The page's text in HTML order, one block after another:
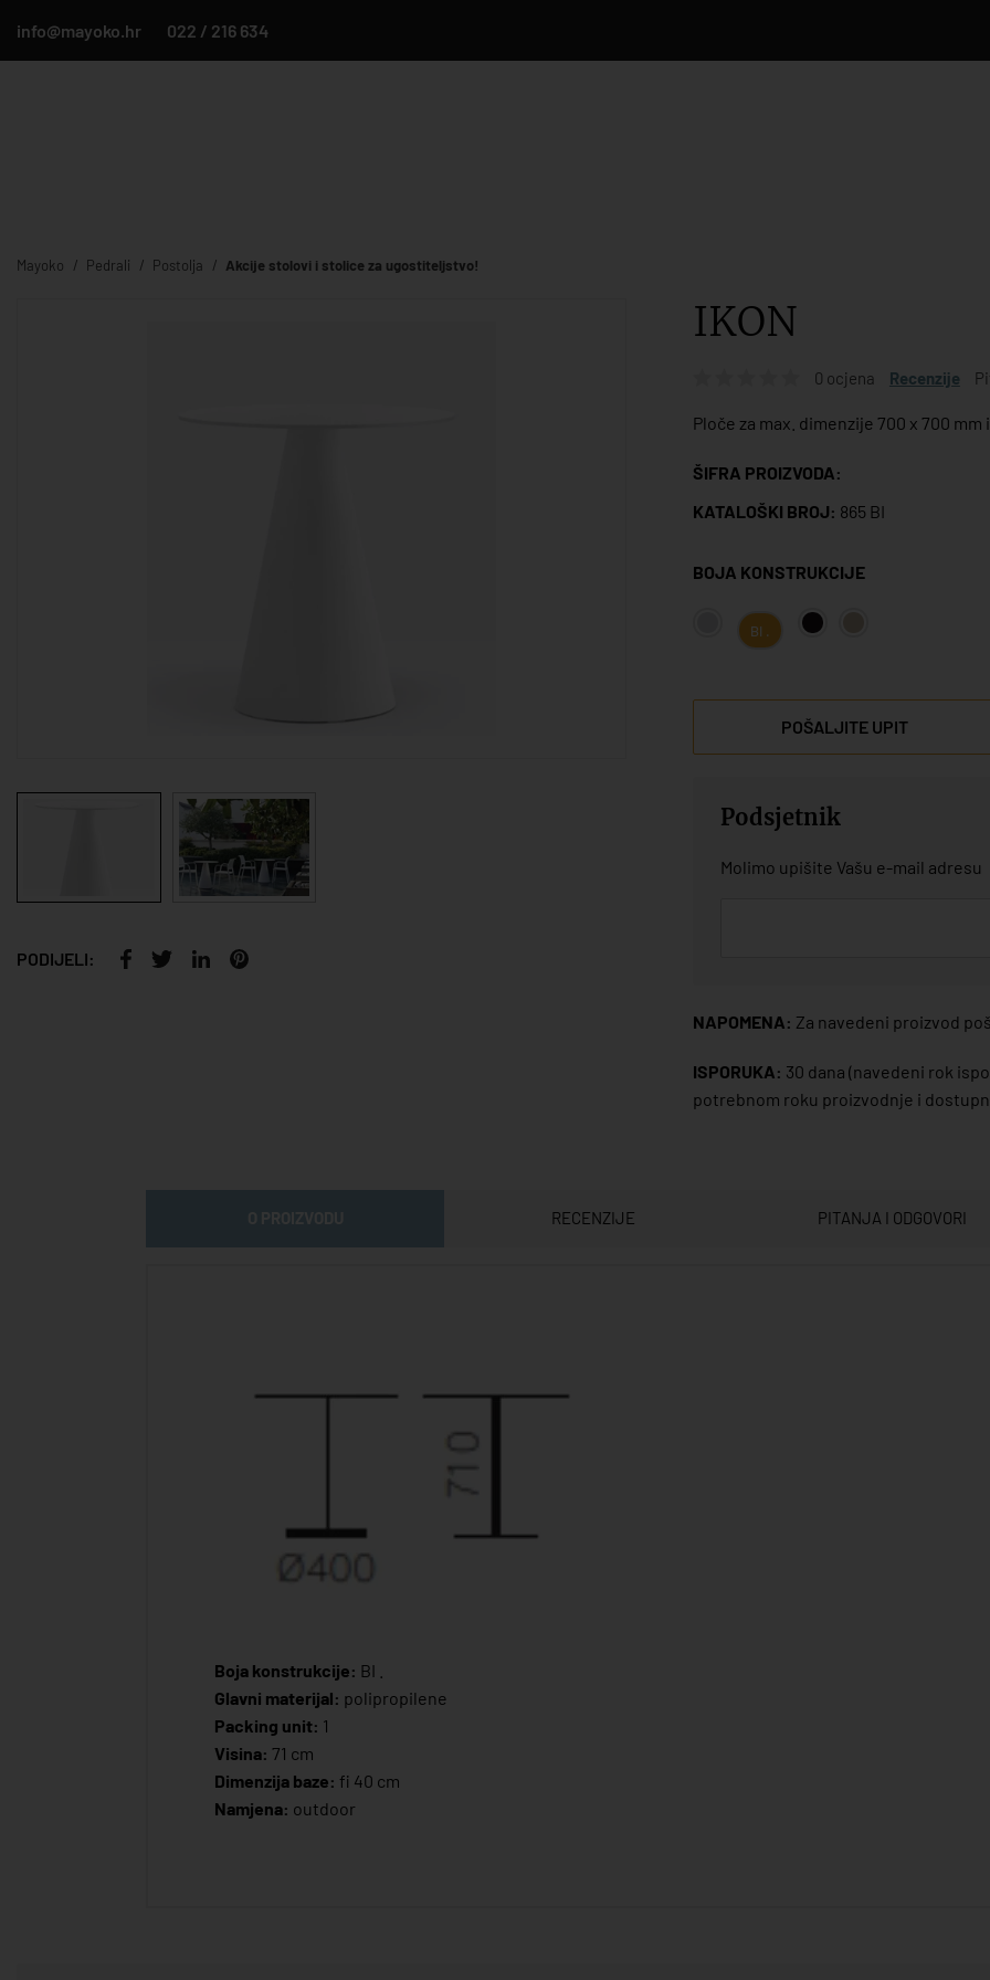
info@mayoko.hr 022 / 216 634
Mayoko Pedrali Postolja Akcije stolovi i stolice za ugostiteljstvo!
PODIJELI:
IKON
0 ocjena Recenzije
Ploče za max. dimenzije 700 x 700 mm
ŠIFRA PROIZVODA:
KATALOŠKI BROJ: 865 BI
BOJA KONSTRUKCIJE
BI .
POŠALJITE UPIT
Podsjetnik
Molimo upišite Vašu e-mail adresu
NAPOMENA: Za navedeni proizvod
ISPORUKA: 30 dana (navedeni rok
potrebnom roku proizvodnje i
RECENZIJE PITANJA I ODGOVORI
Boja konstrukcije: BI .
Glavni materijal: polipropilene
Packing unit: 1
Visina: 71 cm
Dimenzija baze: fi 40 cm
Namjena: outdoor